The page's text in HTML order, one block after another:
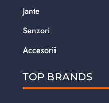
Jante
Senzori
Accesorii
TOP BRANDS